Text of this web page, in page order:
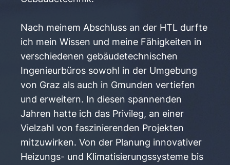
Nach meinem Abschluss an der HTL durfte
ich mein Wissen und meine Fähigkeiten in
verschiedenen gebäudetechnischen
Ingenieurbüros sowohl in der Umgebung
von Graz als auch in Gmunden vertiefen
und erweitern. In diesen spannenden
Jahren hatte ich das Privileg, an einer
Vielzahl von faszinierenden Projekten
mitzuwirken. Von der Planung innovativer
Heizungs- und Klimatisierungssysteme bis